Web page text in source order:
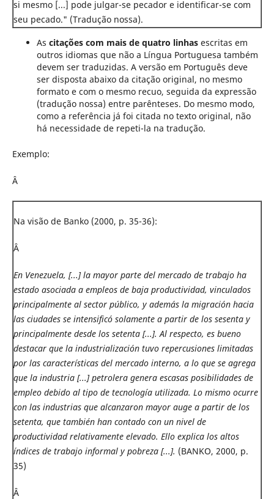
si mesmo [...] pode julgar-se pecador e identificar-se com
seu pecado." (Tradução nossa).
As citações com mais de quatro linhasescritas em
outros idiomas que não a Língua Portuguesa também
devem ser traduzidas. A versão em Português deve
ser disposta abaixo da citação original, no mesmo
formato e com o mesmo recuo, seguida da expressão
(tradução nossa) entre parênteses. Do mesmo modo,
como a referência já foi citada no texto original, não
há necessidade de repeti-la na tradução.
Exemplo:
Â
Na visão de Banko (2000, p. 35-36):
Â
En Venezuela, [...] la mayor parte del mercado de trabajo ha
estado asociada a empleos de baja productividad, vinculados
principalmente al sector público, y además la migración hacia
las ciudades se intensificó solamente a partir de los sesenta y
principalmente desde los setenta [...]. Al respecto, es bueno
destacar que la industrialización tuvo repercusiones limitadas
por las características del mercado interno, a lo que se agrega
que la industria [...] petrolera genera escasas posibilidades de
empleo debido al tipo de tecnología utilizada. Lo mismo ocurre
con las industrias que alcanzaron mayor auge a partir de los
setenta, que también han contado con un nivel de
productividad relativamente elevado. Ello explica los altos
índices de trabajo informal y pobreza [...]. (BANKO, 2000, p.
35)
Â